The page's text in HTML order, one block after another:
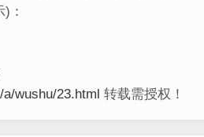
：
wushu/23.html 转载需授权！